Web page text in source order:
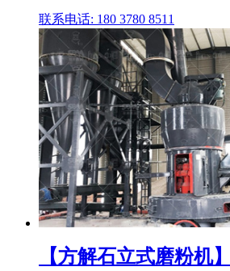
联系电话: 180 3780 8511
【方解石立式磨粉机